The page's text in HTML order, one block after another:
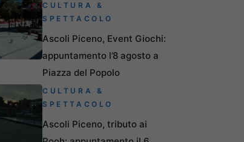
CULTURA &
SPETTACOLO
Ascoli Piceno, Event Giochi:
appuntamento l’8 agosto a
Piazza del Popolo
CULTURA &
SPETTACOLO
Ascoli Piceno, tributo ai